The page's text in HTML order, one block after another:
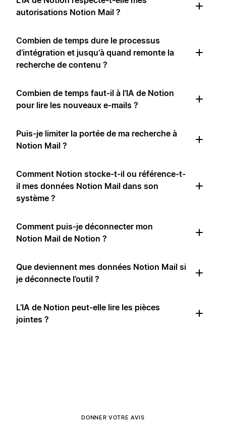
autorisations Notion Mail ?
Combien de temps dure le processus
d’intégration et jusqu’à quand remonte la
recherche de contenu ?
Combien de temps faut-il à l’IA de Notion
pour lire les nouveaux e-mails ?
Puis-je limiter la portée de ma recherche à
Notion Mail ?
Comment Notion stocke-t-il ou référence-t-
il mes données Notion Mail dans son
système ?
Comment puis-je déconnecter mon
Notion Mail de Notion ?
Que deviennent mes données Notion Mail si
je déconnecte l’outil ?
L’IA de Notion peut-elle lire les pièces
jointes ?
DONNER VOTRE AVIS